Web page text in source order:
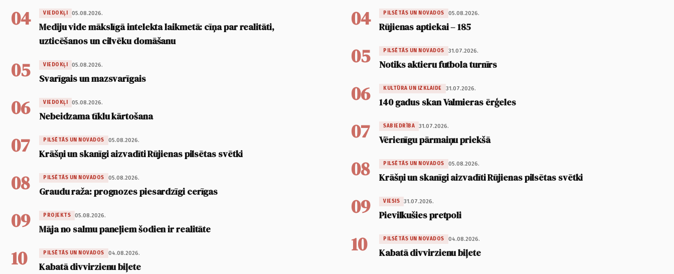
04 VIEDOKĻI 05.08.2026.
Mediju vide mākslīgā intelekta laikmetā: cīņa par realitāti,
uzticēšanos un cilvēku domāšanu
05 VIEDOKĻI 05.08.2026.
Svarīgais un mazsvarīgais
06 VIEDOKĻI 05.08.2026.
Nebeidzama tīklu kārtošana
07 PILSĒTĀS UN NOVADOS 05.08.2026.
Krāšņi un skanīgi aizvadīti Rūjienas pilsētas svētki
08 PILSĒTĀS UN NOVADOS 05.08.2026.
Graudu raža: prognozes piesardzīgi cerīgas
09 PROJEKTS 05.08.2026.
Māja no salmu paneļiem šodien ir realitāte
10 PILSĒTĀS UN NOVADOS 04.08.2026.
Kabatā divvirzienu biļete
04 PILSĒTĀS UN NOVADOS 05.08.2026.
Rūjienas aptiekai – 185
05 PILSĒTĀS UN NOVADOS 31.07.2026.
Notiks aktieru futbola turnīrs
06 KULTŪRA UN IZKLAIDE 31.07.2026.
140 gadus skan Valmieras ērģeles
07 SABIEDRĪBA 31.07.2026.
Vērienīgu pārmaiņu priekšā
08 PILSĒTĀS UN NOVADOS 05.08.2026.
Krāšņi un skanīgi aizvadīti Rūjienas pilsētas svētki
09 VIESIS 31.07.2026.
Pievilkušies pretpoli
10 PILSĒTĀS UN NOVADOS 04.08.2026.
Kabatā divvirzienu biļete